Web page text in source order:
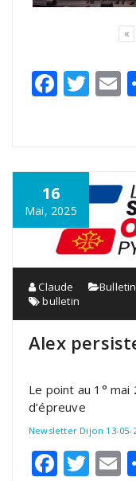
«
16
Mai, 2025
Claude
bulletin
Alex
Le point au 1°
d’épreuve
Newsletter Dijon 13-05-